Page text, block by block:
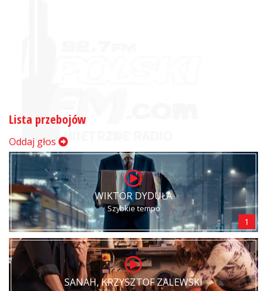
Lista przebojów
Oddaj głos
WIKTOR DYDUŁA
Szybkie tempo
1
SANAH, KRZYSZTOF ZALEWSKI